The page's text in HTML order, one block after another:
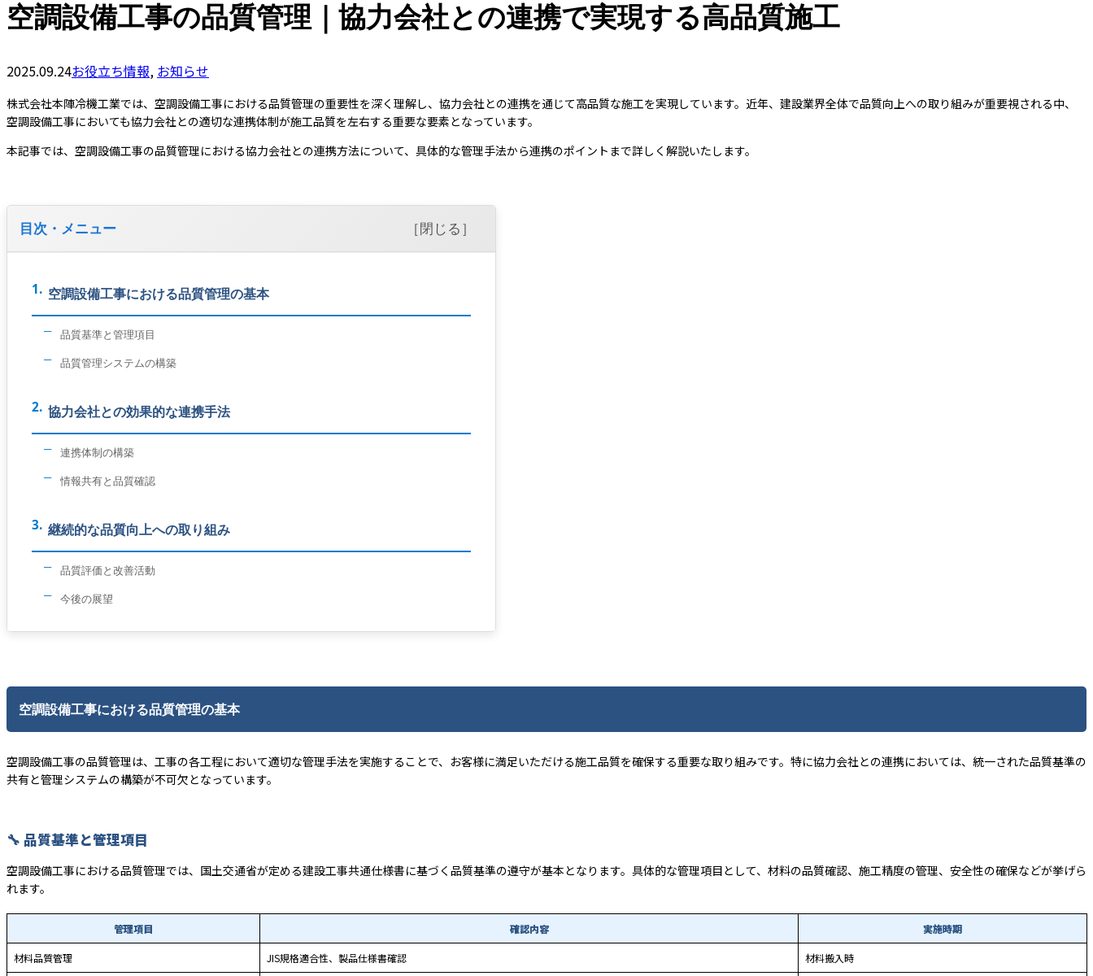
空調設備工事の品質管理｜協力会社との連携で実現する高品質施工
2025.09.24お役立ち情報, お知らせ
株式会社本陣冷機工業では、空調設備工事における品質管理の重要性を深く理解し、協力会社との連携を通じて高品質な施工を実現しています。近年、建設業界全体で品質向上への取り組みが重要視される中、
空調設備工事においても協力会社との適切な連携体制が施工品質を左右する重要な要素となっています。
本記事では、空調設備工事の品質管理における協力会社との連携方法について、具体的な管理手法から連携のポイントまで詳しく解説いたします。
目次・メニュー
空調設備工事における品質管理の基本
品質基準と管理項目
品質管理システムの構築
協力会社との効果的な連携手法
連携体制の構築
情報共有と品質確認
継続的な品質向上への取り組み
品質評価と改善活動
今後の展望
空調設備工事における品質管理の基本
空調設備工事の品質管理は、工事の各工程において適切な管理手法を実施することで、お客様に満足いただける施工品質を確保する重要な取り組みです。特に協力会社との連携においては、統一された品質基準の
共有と管理システムの構築が不可欠となっています。
🔧 品質基準と管理項目
空調設備工事における品質管理では、国土交通省が定める建設工事共通仕様書に基づく品質基準の遵守が基本となります。具体的な管理項目として、材料の品質確認、施工精度の管理、安全性の確保などが挙げら
れます。
管理項目 確認内容 実施時期
材料品質管理 JIS規格適合性、製品仕様書確認 材料搬入時